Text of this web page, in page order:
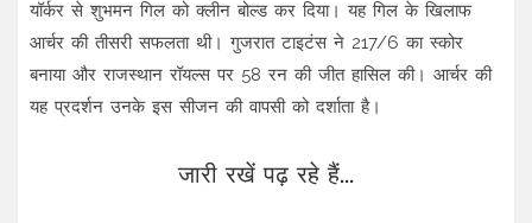
यॉर्कर से शुभमन गिल को क्लीन बोल्ड कर दिया। यह गिल के खिलाफ
आर्चर की तीसरी सफलता थी। गुजरात टाइटंस ने 217/6 का स्कोर
बनाया और राजस्थान रॉयल्स पर 58 रन की जीत हासिल की। आर्चर की
यह प्रदर्शन उनके इस सीजन की वापसी को दर्शाता है।
जारी रखें पढ़ रहे हैं...